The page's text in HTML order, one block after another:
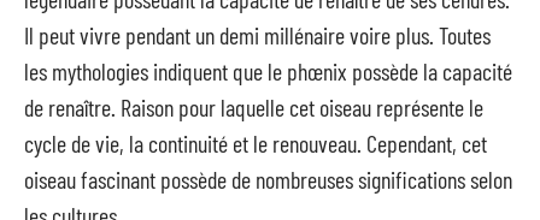
Il peut vivre pendant un demi millénaire voire plus. Toutes
les mythologies indiquent que le phœnix possède la capacité
de renaître. Raison pour laquelle cet oiseau représente le
cycle de vie, la continuité et le renouveau. Cependant, cet
oiseau fascinant possède de nombreuses significations selon